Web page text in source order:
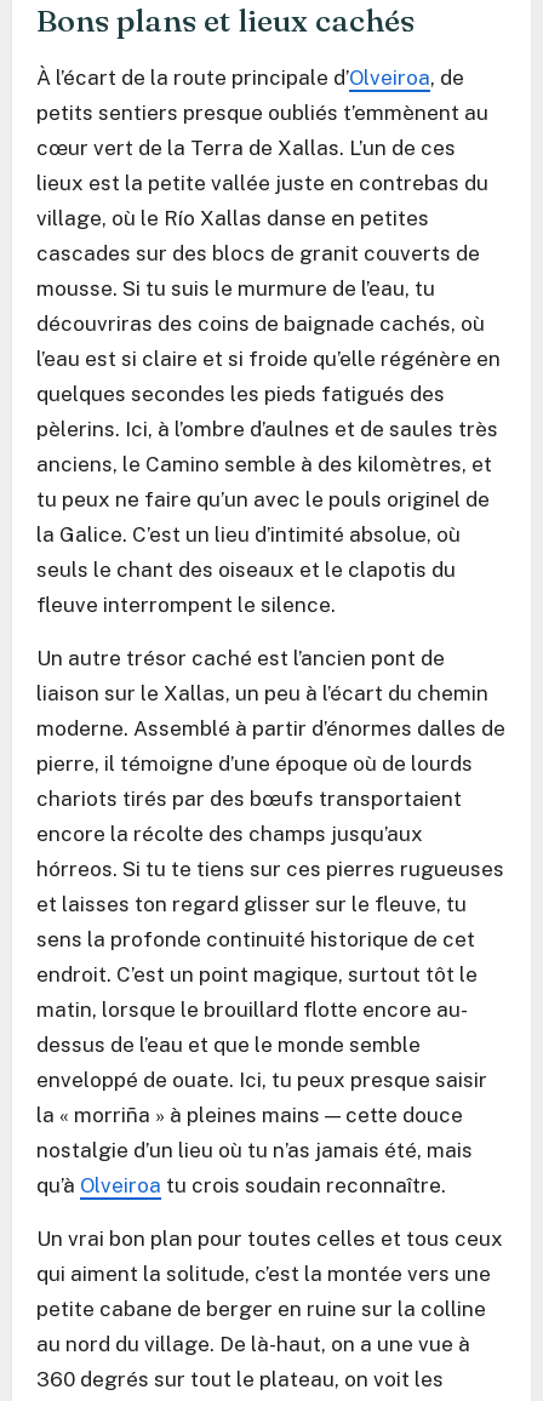
Bons plans et lieux cachés
À l’écart de la route principale d’Olveiroa, de
petits sentiers presque oubliés t’emmènent au
cœur vert de la Terra de Xallas. L’un de ces
lieux est la petite vallée juste en contrebas du
village, où le Río Xallas danse en petites
cascades sur des blocs de granit couverts de
mousse. Si tu suis le murmure de l’eau, tu
découvriras des coins de baignade cachés, où
l’eau est si claire et si froide qu’elle régénère en
quelques secondes les pieds fatigués des
pèlerins. Ici, à l’ombre d’aulnes et de saules très
anciens, le Camino semble à des kilomètres, et
tu peux ne faire qu’un avec le pouls originel de
la Galice. C’est un lieu d’intimité absolue, où
seuls le chant des oiseaux et le clapotis du
fleuve interrompent le silence.
Un autre trésor caché est l’ancien pont de
liaison sur le Xallas, un peu à l’écart du chemin
moderne. Assemblé à partir d’énormes dalles de
pierre, il témoigne d’une époque où de lourds
chariots tirés par des bœufs transportaient
encore la récolte des champs jusqu’aux
hórreos. Si tu te tiens sur ces pierres rugueuses
et laisses ton regard glisser sur le fleuve, tu
sens la profonde continuité historique de cet
endroit. C’est un point magique, surtout tôt le
matin, lorsque le brouillard flotte encore au-
dessus de l’eau et que le monde semble
enveloppé de ouate. Ici, tu peux presque saisir
la « morriña » à pleines mains — cette douce
nostalgie d’un lieu où tu n’as jamais été, mais
qu’à Olveiroa tu crois soudain reconnaître.
Un vrai bon plan pour toutes celles et tous ceux
qui aiment la solitude, c’est la montée vers une
petite cabane de berger en ruine sur la colline
au nord du village. De là-haut, on a une vue à
360 degrés sur tout le plateau, on voit les